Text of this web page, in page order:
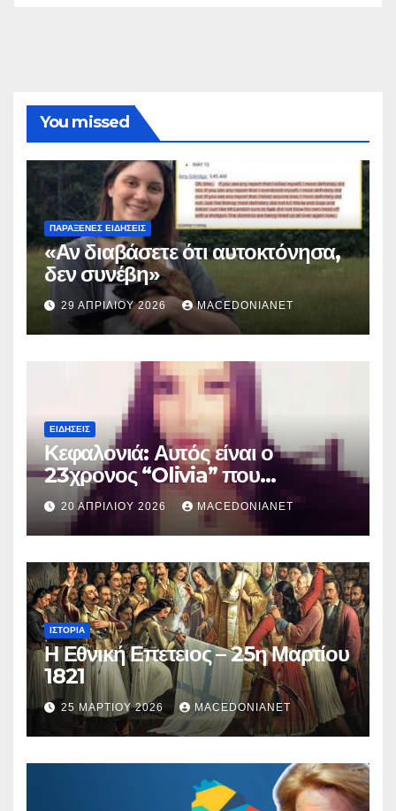
You missed
ΠΑΡΆΞΕΝΕΣ ΕΙΔΉΣΕΙΣ
«Αν διαβάσετε ότι αυτοκτόνησα,
δεν συνέβη»
29 ΑΠΡΙΛΊΟΥ 2026 MACEDONIANET
ΕΙΔΉΣΕΙΣ
Κεφαλονιά: Αυτός είναι ο
23χρονος “Olivia” που
κατηγορείται για τον θάνατο της
Μυρτούς
20 ΑΠΡΙΛΊΟΥ 2026 MACEDONIANET
ΙΣΤΟΡΊΑ
Η Εθνική Επετειος – 25η Μαρτίου
1821
25 ΜΑΡΤΊΟΥ 2026 MACEDONIANET